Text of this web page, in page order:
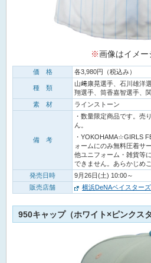
※画像はイメー
価 格 各3,980円（税込み）
種 類
山﨑康晃選手、石川雄洋
翔選手、筒香嘉智選手、
素 材
ラインストーン
備 考
・数量限定商品です。売
ん。
・YOKOHAMA☆GIRLS
ォームにのみ無料圧着サ
他ユニフォーム・雑貨等
できません。あらかじめ
発売日時
9月26日(土) 10:00～
販売店舗
横浜DeNAベイスター
950キャップ（ホワイト×ピンクスタ